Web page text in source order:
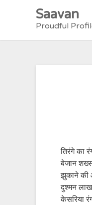
Saavan
Proudful
तिरंगे का
बेजान
झुकाने की
दुश्मन
केसरिया